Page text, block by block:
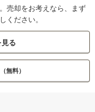
売却をお考えなら、まず
ください。
る
（無料）